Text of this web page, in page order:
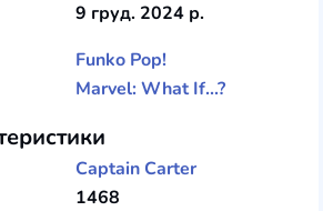
9 груд. 2024 р.
Funko Pop!
Marvel: What If...?
Captain Carter
1468